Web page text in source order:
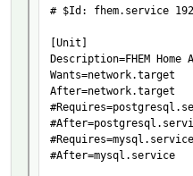
# $Id: fhem.service
[Unit]
Description=FHEM Home
Wants=network.target
After=network.target
#Requires=mysql.service
#After=mysql.service